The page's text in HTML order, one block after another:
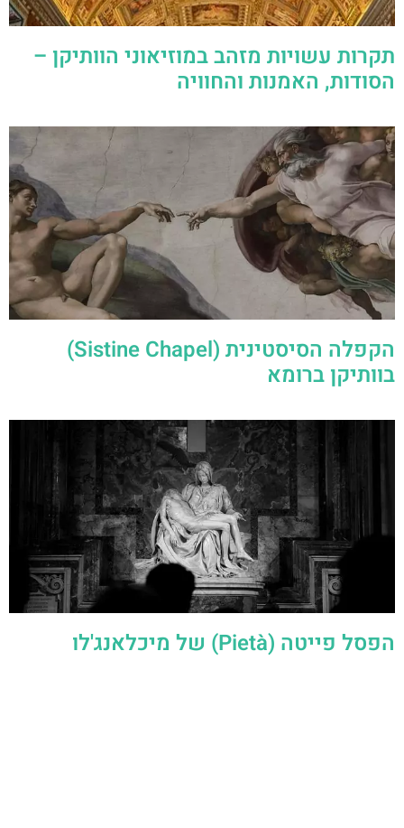
תקרות עשויות מזהב במוזיאוני הוותיקן –
הסודות, האמנות והחוויה
הקפלה הסיסטינית (Sistine Chapel)
בוותיקן ברומא
הפסל פייטה (Pietà) של מיכלאנג'לו